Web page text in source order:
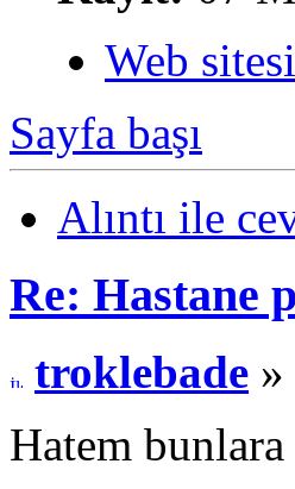
Web sitesi
Sayfa başı
Alıntı ile
Re: Hastane
troklebade
Hatem